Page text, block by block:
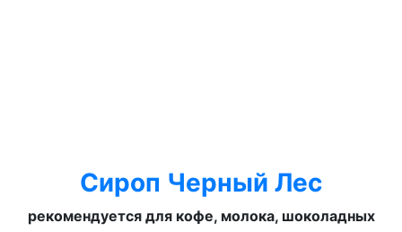
Сироп Черный Лес
рекомендуется для кофе, молока, шоколадных